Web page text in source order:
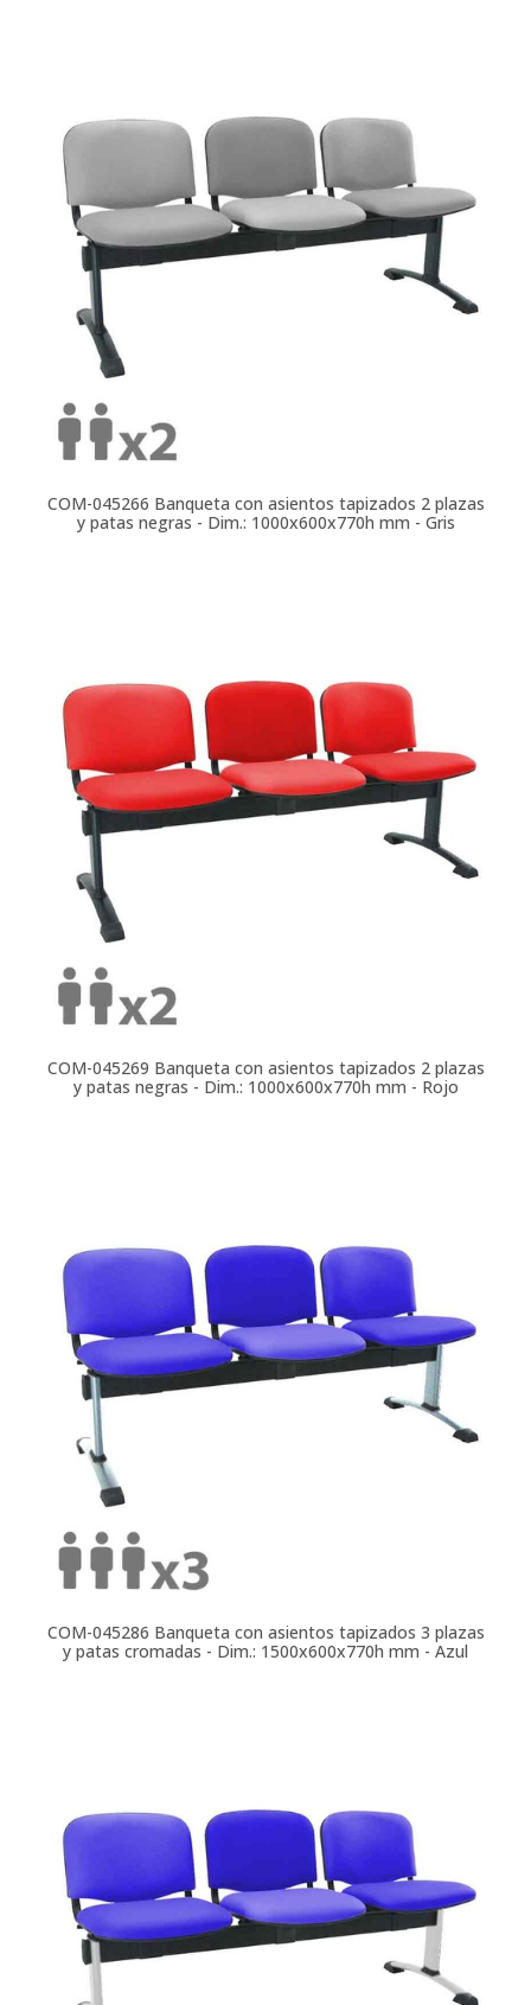
COM-045266 Banqueta con asientos tapizados 2 plazas
y patas negras - Dim.: 1000x600x770h mm - Gris
COM-045269 Banqueta con asientos tapizados 2 plazas
y patas negras - Dim.: 1000x600x770h mm - Rojo
COM-045286 Banqueta con asientos tapizados 3 plazas
y patas cromadas - Dim.: 1500x600x770h mm - Azul